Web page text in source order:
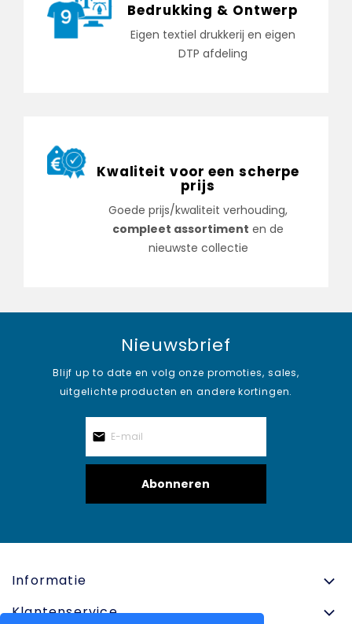
Bedrukking & Ontwerp
Eigen textiel drukkerij en eigen
DTP afdeling
Kwaliteit voor een scherpe
prijs
Goede prijs/kwaliteit verhouding,
compleet assortiment en de
nieuwste collectie
Nieuwsbrief
Blijf up to date en volg onze promoties, sales,
uitgelichte producten en andere kortingen.
Abonneren
Informatie
Klantenservice